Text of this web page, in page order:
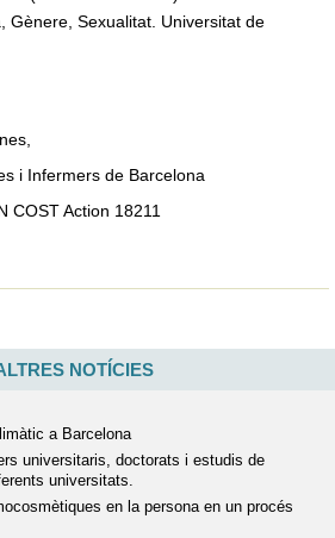
Gènere, Sexualitat. Universitat de
i Infermers de Barcelona
COST Action 18211
NOTÍCIES
a Barcelona
universitaris, doctorats i estudis de
universitats.
en la persona en un procés